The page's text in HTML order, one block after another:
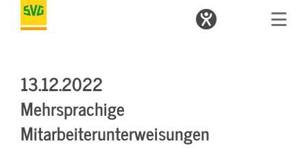
13.12.2022
Mehrsprachige
Mitarbeiterunterweisungen